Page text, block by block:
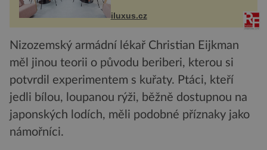
Tower a Orange Tower. Komplex
budov Media...
iluxus.cz
Nizozemský armádní lékař Christian Eijkman
měl jinou teorii o původu beriberi, kterou si
potvrdil experimentem s kuřaty. Ptáci, kteří
jedli bílou, loupanou rýži, běžně dostupnou na
japonských lodích, měli podobné příznaky jako
námořníci.